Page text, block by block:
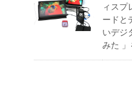
ィスプ
ードと
いデジ
みた 」